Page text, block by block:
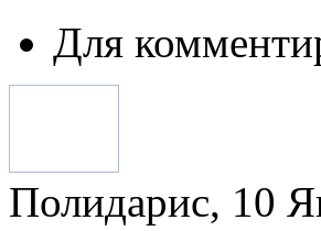
Для
Полидарис, 10